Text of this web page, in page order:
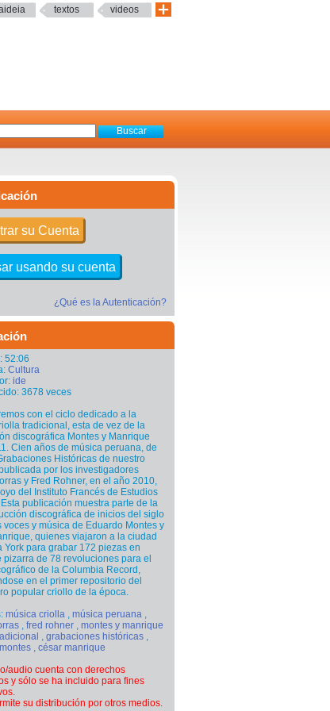
textos videos
su Cuenta
usando su cuenta
¿Qué es la Autenticación?
52:06
Cultura
ide
3678 veces
con el ciclo dedicado a la
tradicional, esta de vez de la
discográfica Montes y Manrique
Cien años de música peruana, de
Históricas de nuestro
por los investigadores
y Fred Rohner, en el año 2010,
del Instituto Francés de Estudios
publicación muestra parte de la
discográfica de inicios del siglo
voces y música de Eduardo Montes y
quienes viajaron a la ciudad
York para grabar 172 piezas en
pizarra de 78 revoluciones para el
de la Columbia Record,
en el primer repositorio del
popular criollo de la época.
música criolla , música peruana ,
, fred rohner , montes y manrique
, grabaciones históricas ,
, césar manrique
audio cuenta con derechos
y sólo se ha incluido para fines
su distribución por otros medios.